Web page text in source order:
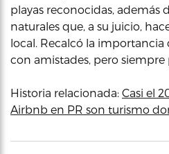
playas reconocidas, además
naturales que, a su juicio,
local. Recalcó la
con amistades, pero siempre
Historia relacionada: Casi el
Airbnb en PR son turismo